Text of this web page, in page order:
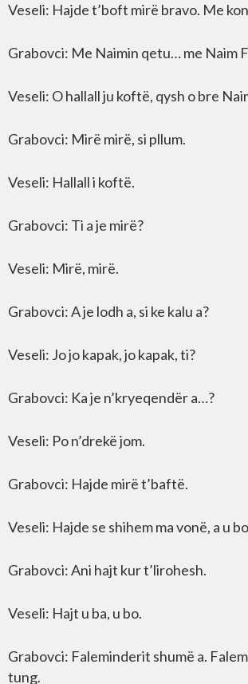
Veseli: Hajde t’boft mirë bravo. Me
Grabovci: Me Naimin qetu… me Naim
Veseli: O hallall ju koftë, qysh o bre
Grabovci: Mirë mirë, si pllum.
Veseli: Hallall i koftë.
Grabovci: Ti a je mirë?
Veseli: Mirë, mirë.
Grabovci: A je lodh a, si ke kalu a?
Veseli: Jo jo kapak, jo kapak, ti?
Grabovci: Ka je n’kryeqendër a…?
Veseli: Po n’drekë jom.
Grabovci: Hajde mirë t’baftë.
Veseli: Hajde se shihem ma vonë, a u
Grabovci: Ani hajt kur t’lirohesh.
Veseli: Hajt u ba, u bo.
Grabovci: Faleminderit shumë a.
tung.